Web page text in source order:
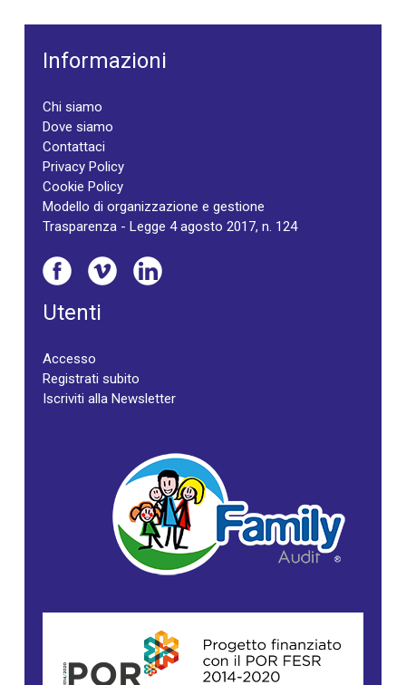
Informazioni
Chi siamo
Dove siamo
Contattaci
Privacy Policy
Cookie Policy
Modello di organizzazione e gestione
Trasparenza - Legge 4 agosto 2017, n. 124
Utenti
Accesso
Registrati subito
Iscriviti alla Newsletter